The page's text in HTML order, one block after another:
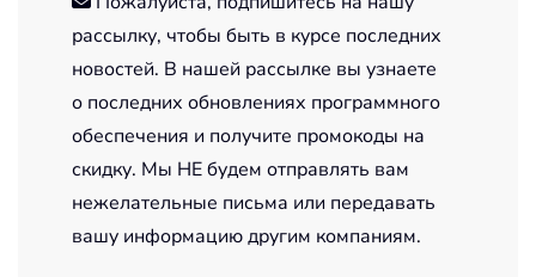
рассылку, чтобы быть в курсе последних
новостей. В нашей рассылке вы узнаете
о последних обновлениях программного
обеспечения и получите промокоды на
скидку. Мы НЕ будем отправлять вам
нежелательные письма или передавать
вашу информацию другим компаниям.